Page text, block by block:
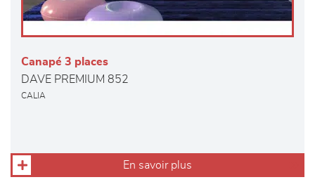
Canapé 3 places
DAVE PREMIUM 852
CALIA
En savoir plus